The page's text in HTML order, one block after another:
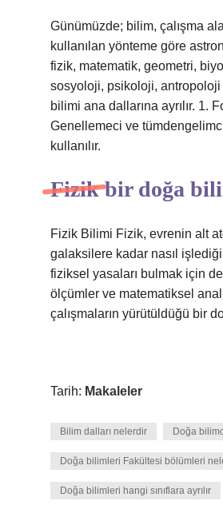
Günümüzde; bilim, çalışma
kullanılan yönteme göre
fizik, matematik, geometri,
sosyoloji, psikoloji,
bilimi ana dallarına ayrılır. 1.
Genellemeci ve
kullanılır.
Fizik bir doğa
Fizik Bilimi Fizik, evrenin alt
galaksilere kadar nasıl
fiziksel yasaları bulmak için
ölçümler ve matematiksel
çalışmaların yürütüldüğü bir
Tarih: Makaleler
Bilim dalları nelerdir Doğa
Doğa bilimleri Fakültesi bölümleri
Doğa bilimleri hangi sınıflara ayrılır